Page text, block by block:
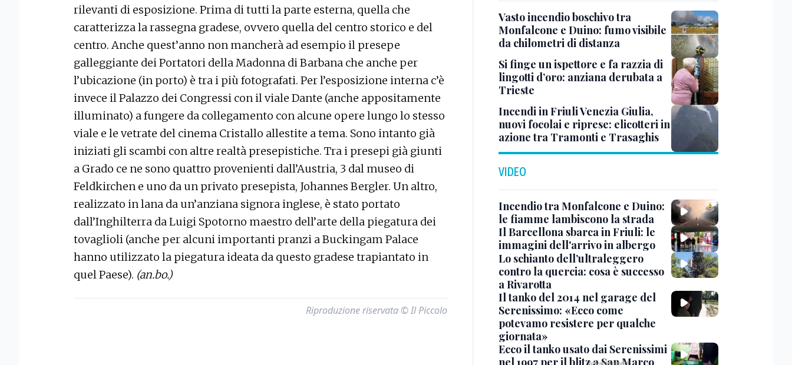
rilevanti di esposizione. Prima di tutti la parte esterna, quella che
caratterizza la rassegna gradese, ovvero quella del centro storico e del
centro. Anche quest’anno non mancherà ad esempio il presepe
galleggiante dei Portatori della Madonna di Barbana che anche per
l’ubicazione (in porto) è tra i più fotografati. Per l’esposizione interna c’è
invece il Palazzo dei Congressi con il viale Dante (anche appositamente
illuminato) a fungere da collegamento con alcune opere lungo lo stesso
viale e le vetrate del cinema Cristallo allestite a tema. Sono intanto già
iniziati gli scambi con altre realtà presepistiche. Tra i presepi già giunti
a Grado ce ne sono quattro provenienti dall’Austria, 3 dal museo di
Feldkirchen e uno da un privato presepista, Johannes Bergler. Un altro,
realizzato in lana da un’anziana signora inglese, è stato portato
dall’Inghilterra da Luigi Spotorno maestro dell’arte della piegatura dei
tovaglioli (anche per alcuni importanti pranzi a Buckingam Palace
hanno utilizzato la piegatura ideata da questo gradese trapiantato in
quel Paese). (an.bo.)
Riproduzione riservata © Il Piccolo
Vasto incendio boschivo tra
Monfalcone e Duino: fumo visibile
da chilometri di distanza
Si finge un ispettore e fa razzia di
lingotti d’oro: anziana derubata a
Trieste
Incendi in Friuli Venezia Giulia,
nuovi focolai e riprese: elicotteri in
azione tra Tramonti e Trasaghis
VIDEO
Incendio tra Monfalcone e Duino:
le fiamme lambiscono la strada
Il Barcellona sbarca in Friuli: le
immagini dell'arrivo in albergo
Lo schianto dell’ultraleggero
contro la quercia: cosa è successo
a Rivarotta
Il tanko del 2014 nel garage del
Serenissimo: «Ecco come
potevamo resistere per qualche
giornata»
Ecco il tanko usato dai Serenissimi
nel 1997 per il blitz a San Marco